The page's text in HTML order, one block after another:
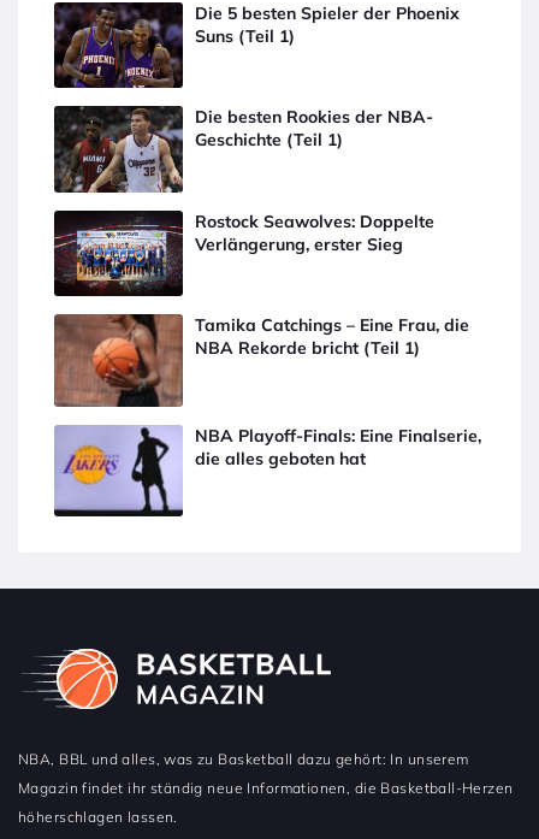
Die 5 besten Spieler der Phoenix
Suns (Teil 1)
Die besten Rookies der NBA-
Geschichte (Teil 1)
Rostock Seawolves: Doppelte
Verlängerung, erster Sieg
Tamika Catchings – Eine Frau, die
NBA Rekorde bricht (Teil 1)
NBA Playoff-Finals: Eine Finalserie,
die alles geboten hat
NBA, BBL und alles, was zu Basketball dazu gehört: In unserem
Magazin findet ihr ständig neue Informationen, die Basketball-Herzen
höherschlagen lassen.